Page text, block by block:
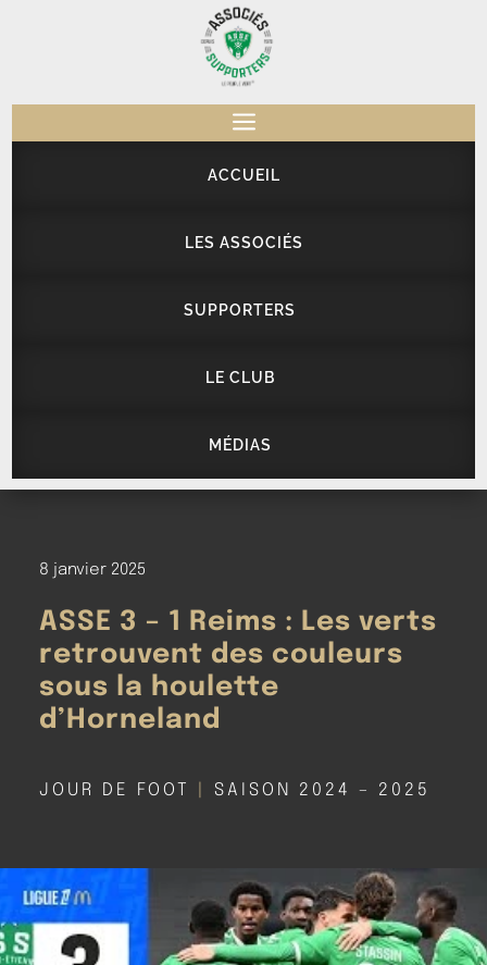
a
ACCUEIL
LES ASSOCIÉS
SUPPORTERS
LE CLUB
MÉDIAS
8 janvier 2025
ASSE 3 – 1 Reims : Les verts
retrouvent des couleurs
sous la houlette
d’Horneland
JOUR DE FOOT SAISON 2024 – 2025